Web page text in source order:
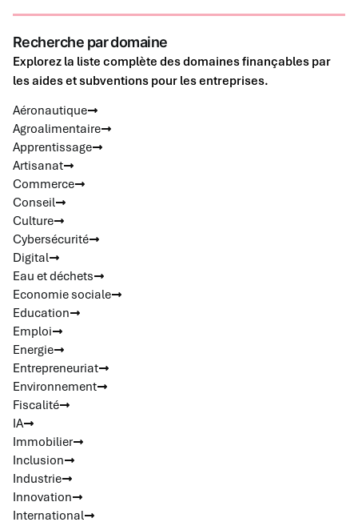
Recherche par domaine
Explorez la liste complète des domaines finançables par
les aides et subventions pour les entreprises.
Aéronautique
Agroalimentaire
Apprentissage
Artisanat
Commerce
Conseil
Culture
Cybersécurité
Digital
Eau et déchets
Economie sociale
Education
Emploi
Energie
Entrepreneuriat
Environnement
Fiscalité
IA
Immobilier
Inclusion
Industrie
Innovation
International